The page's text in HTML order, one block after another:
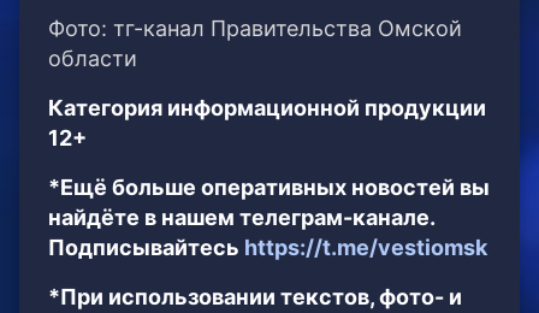
Фото: тг-канал Правительства Омской
области
Категория информационной продукции
12+
*Ещё больше оперативных новостей вы
найдёте в нашем телеграм-канале.
Подписывайтесь https://t.me/vestiomsk
*При использовании текстов, фото- и